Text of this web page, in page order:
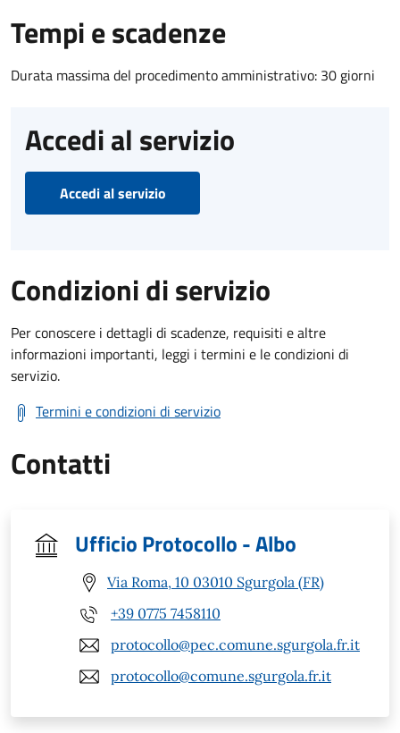
Tempi e scadenze
Durata massima del procedimento amministrativo: 30 giorni
Accedi al servizio
Accedi al servizio
Condizioni di servizio
Per conoscere i dettagli di scadenze, requisiti e altre
informazioni importanti, leggi i termini e le condizioni di
servizio.
Termini e condizioni di servizio
Contatti
Ufficio Protocollo - Albo
Via Roma, 10 03010 Sgurgola (FR)
+39 0775 7458110
protocollo@pec.comune.sgurgola.fr.it
protocollo@comune.sgurgola.fr.it